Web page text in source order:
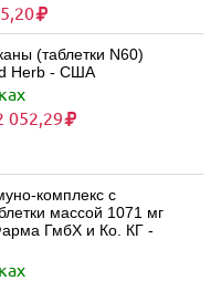
(таблетки N60)
Herb - США
052,29
комплекс с
массой 1071 мг
ГмбХ и Ко. КГ -